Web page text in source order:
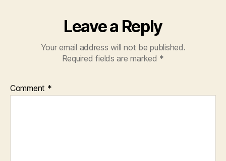
Leave a Reply
Your email address will not be published.
Required fields are marked *
Comment *